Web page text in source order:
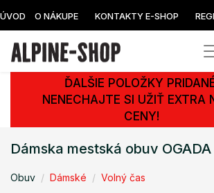
ÚVOD O NÁKUPE KONTAKTY E-SHOP
ĎALŠIE POLOŽKY
NENECHAJTE SI UŽIŤ EXTRA
CENY!
Dámska mestská obuv OGADA
Obuv Dámské Volný čas